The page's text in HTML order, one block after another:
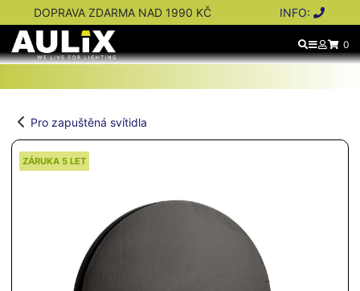
DOPRAVA ZDARMA NAD 1990 KČ INFO:
0
Pro zapuštěná svítidla
ZÁRUKA 5 LET